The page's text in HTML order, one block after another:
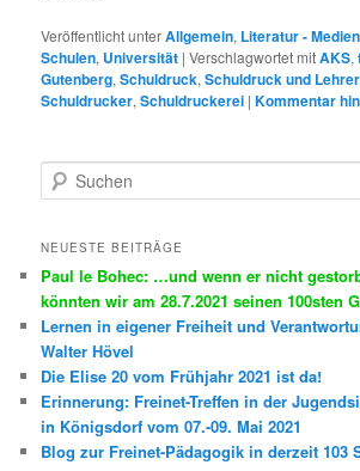
Veröffentlicht unterAllgemein, Literatur - Medien
Schulen, Universität |Verschlagwortet mitAKS,
Gutenberg,Schuldruck,Schuldruck und
Schuldrucker,Schuldruckerei |Kommentar
u
h
n
NEUESTE BEITRÄGE
Paul le Bohec: …und wenn er nicht
könnten wir am 28.7.2021 seinen 100sten
Lernen in eigener Freiheit und
Walter Hövel
Die Elise 20 vom Frühjahr 2021 ist da!
Erinnerung: Freinet-Treffen in der
in Königsdorf vom 07.-09. Mai 2021
Blog zur Freinet-Pädagogik in derzeit 103